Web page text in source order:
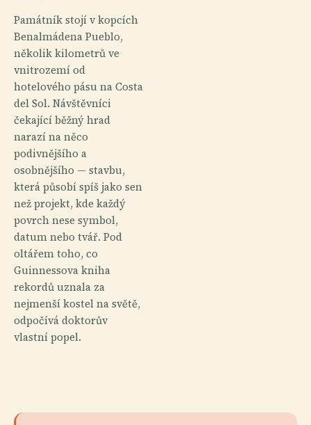
Památník stojí v kopcích
Benalmádena Pueblo,
několik kilometrů ve
vnitrozemí od
hotelového pásu na Costa
del Sol. Návštěvníci
čekající běžný hrad
narazí na něco
podivnějšího a
osobnějšího — stavbu,
která působí spíš jako sen
než projekt, kde každý
povrch nese symbol,
datum nebo tvář. Pod
oltářem toho, co
Guinnessova kniha
rekordů uznala za
nejmenší kostel na světě,
odpočívá doktorův
vlastní popel.